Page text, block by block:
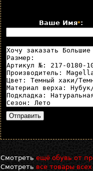
Ваше Имя*:
Смотреть ещё обувь от
Смотреть все товары